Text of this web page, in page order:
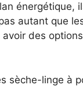
énergétique,
autant que
des
sèche-linge à